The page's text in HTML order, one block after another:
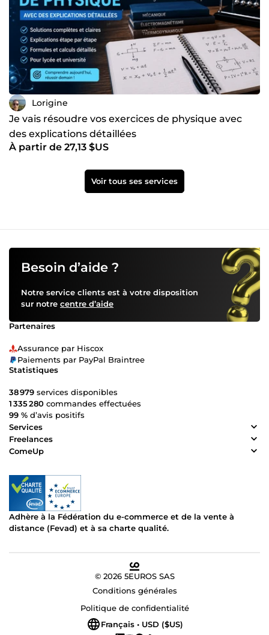
Lorigine
Je vais résoudre vos exercices de physique avec
des explications détaillées
À partir de 27,13 $US
Voir tous ses services
Besoin d’aide ?
Notre service clients est à votre disposition
sur notre centre d’aide
Partenaires
Assurance par Hiscox
Paiements par PayPal Braintree
Statistiques
38 979 services disponibles
1 335 280 commandes effectuées
99 % d’avis positifs
Services
Freelances
ComeUp
Adhère à la Fédération du e-commerce et de la vente à
distance (Fevad) et à sa charte qualité.
© 2026 5EUROS SAS
Conditions générales
Politique de confidentialité
Français • USD ($US)